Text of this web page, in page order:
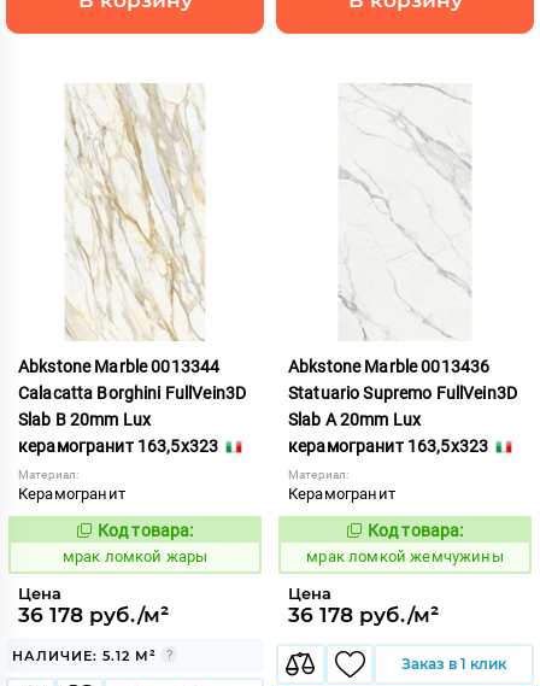
Abkstone Marble 0013344
Calacatta Borghini FullVein3D
Slab B 20mm Lux
керамогранит 163,5x323
Материал:
Керамогранит
1052900
Код товара:
мрак ломкой жары
Цена
36 178 руб./м²
НАЛИЧИЕ: 5.12 М²
Abkstone Marble 0013436
Statuario Supremo FullVein3D
Slab A 20mm Lux
керамогранит 163,5x323
Материал:
Керамогранит
1052901
Код товара:
мрак ломкой жемчужины
Цена
36 178 руб./м²
Заказ в 1 клик